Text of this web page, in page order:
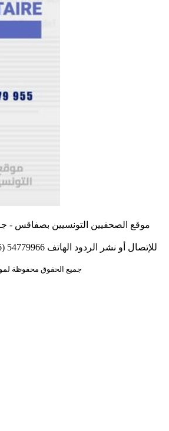
موقع الصحفيين التونسيين بصفاقس -
جميع الحقوق محفوظة